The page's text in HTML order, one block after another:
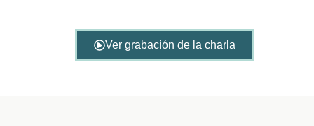
Ver grabación de la charla